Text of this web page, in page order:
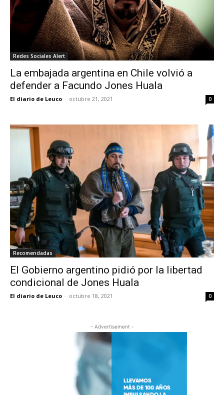
Redes Sociales Alert
La embajada argentina en Chile volvió a
defender a Facundo Jones Huala
El diario de Leuco - octubre 21, 2021 0
Recomendadas
El Gobierno argentino pidió por la libertad
condicional de Jones Huala
El diario de Leuco - octubre 18, 2021 0
- Advertisement -